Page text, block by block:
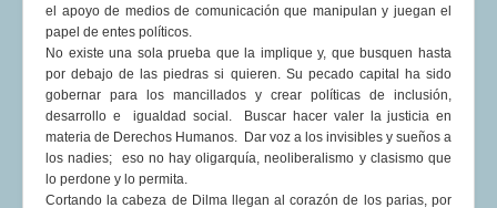
el apoyo de medios de comunicación que manipulan y juegan el
papel de entes políticos.
No existe una sola prueba que la implique y, que busquen hasta
por debajo de las piedras si quieren. Su pecado capital ha sido
gobernar para los mancillados y crear políticas de inclusión,
desarrollo e igualdad social. Buscar hacer valer la justicia en
materia de Derechos Humanos. Dar voz a los invisibles y sueños a
los nadies; eso no hay oligarquía, neoliberalismo y clasismo que
lo perdone y lo permita.
Cortando la cabeza de Dilma llegan al corazón de los parias, por